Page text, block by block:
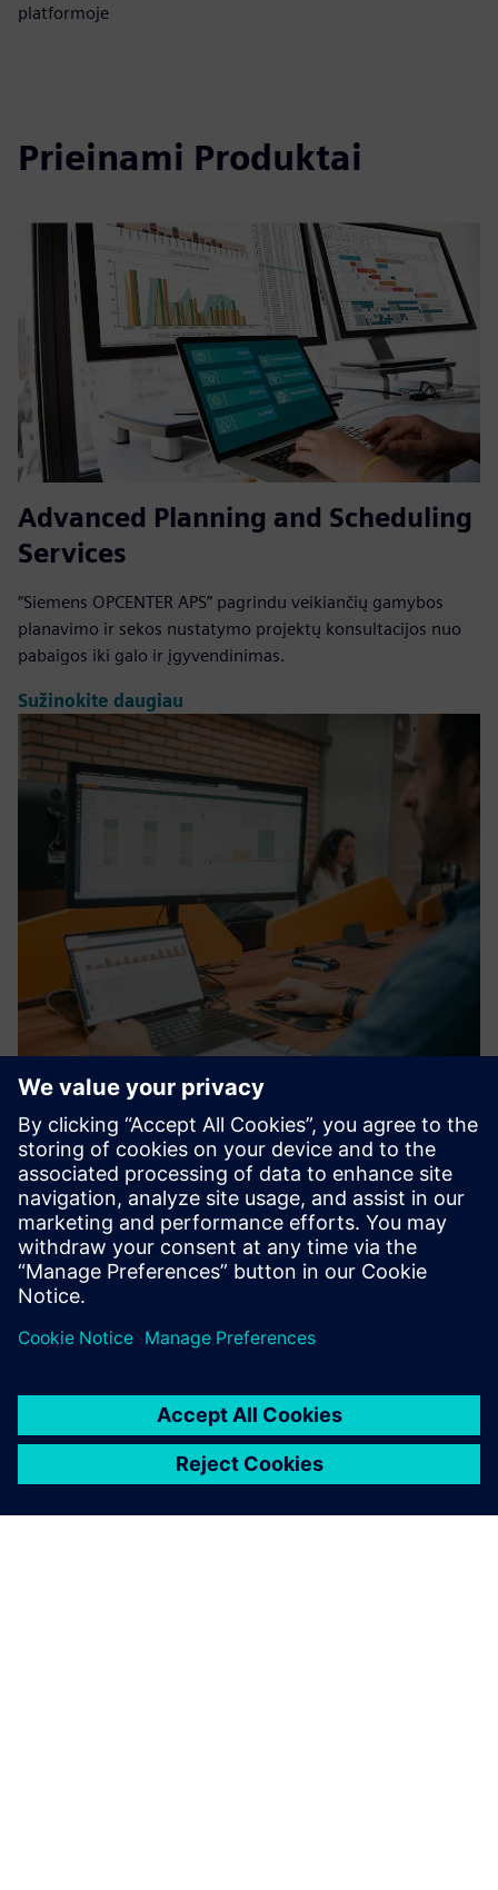
platformoje
Prieinami Produktai
Advanced Planning and Scheduling
Services
“Siemens OPCENTER APS” pagrindu veikiančių gamybos
planavimo ir sekos nustatymo projektų konsultacijos nuo
pabaigos iki galo ir įgyvendinimas.
Sužinokite daugiau
nPlan - Planning App
NPLAN yra pažangi produktyvių scenarijų planavimo
platforma, kuri generuoja gamybos planavimo scenarijus
judriai, patikimai ir bendradarbiaujant, pagreitindama jūsų
tiekimo grandinės skaitmeninę transformaciją.
Sužinokite daugiau